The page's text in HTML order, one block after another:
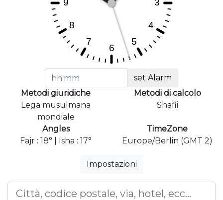
set Alarm
Metodi giuridiche
Lega musulmana
mondiale
Metodi di calcolo
Shafii
Angles
Fajr : 18° | Isha : 17°
TimeZone
Europe/Berlin (GMT 2)
Impostazioni